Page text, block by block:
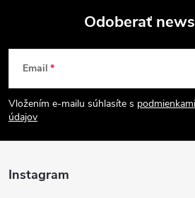
Z
á
p
ä
Odoberať
Email
Vložením e-mailu súhlasíte s
údajov
Instagram